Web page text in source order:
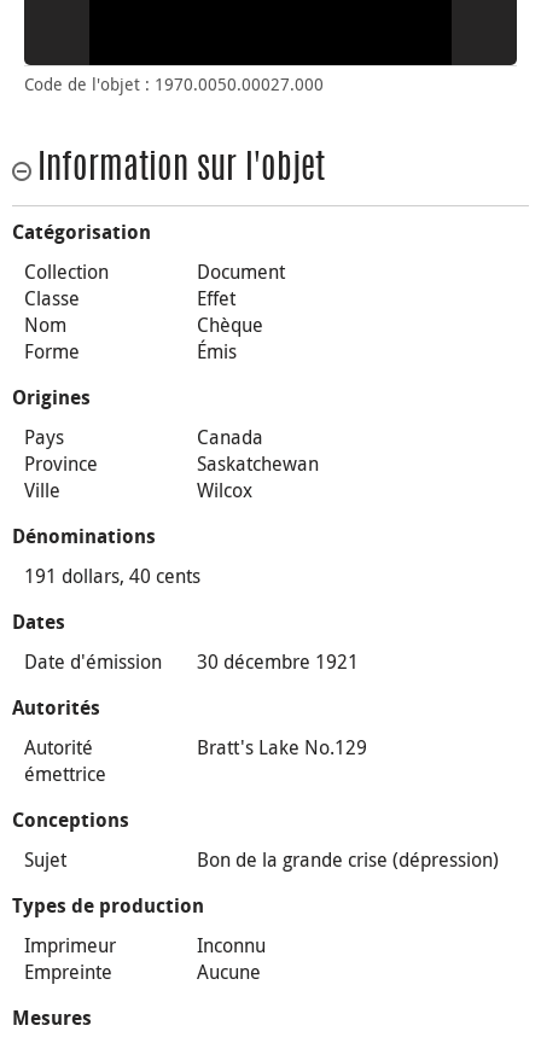
Code de l'objet : 1970.0050.00027.000
Information sur l'objet
Catégorisation
Collection
Document
Classe
Effet
Nom
Chèque
Forme
Émis
Origines
Pays
Canada
Province
Saskatchewan
Ville
Wilcox
Dénominations
191 dollars, 40 cents
Dates
Date d'émission 30 décembre 1921
Autorités
Autorité
émettrice
Bratt's Lake No.129
Conceptions
Sujet Bon de la grande crise (dépression)
Types de production
Imprimeur
Inconnu
Empreinte
Aucune
Mesures